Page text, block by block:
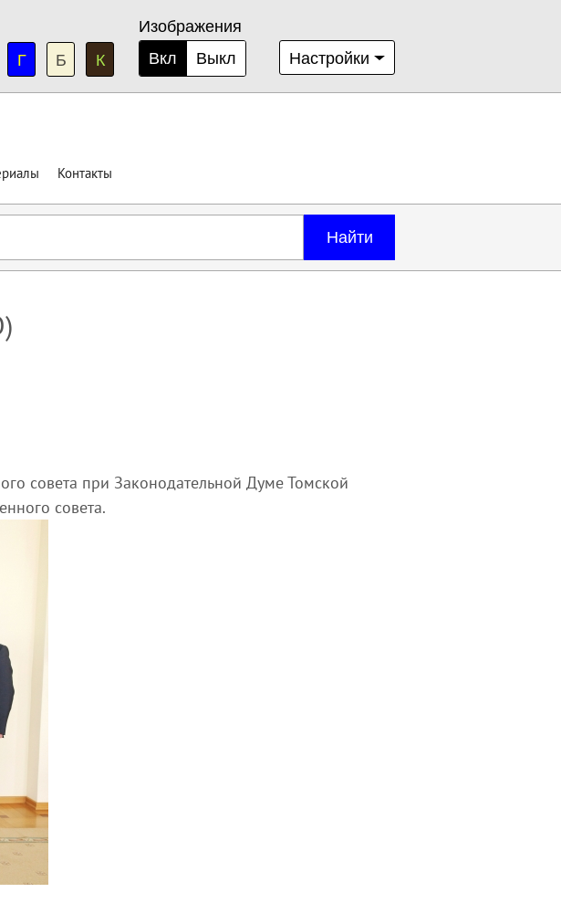
Г Б К
Изображения
Вкл
Выкл Настройки
Контакты
Найти
совета при Законодательной Думе Томской
совета.